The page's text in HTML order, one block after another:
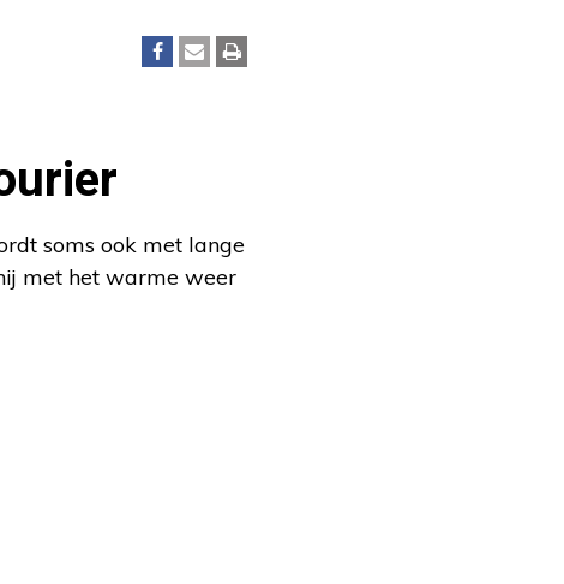
soms ook met lange
met het warme weer